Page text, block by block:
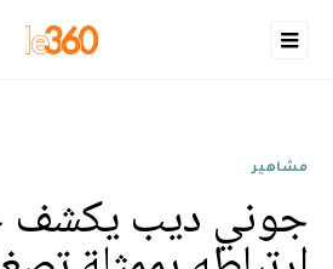
مشاهير
جوني ديب يكشف